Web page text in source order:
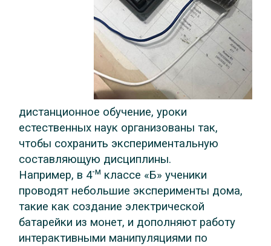
дистанционное обучение, уроки
естественных наук организованы так,
чтобы сохранить экспериментальную
составляющую дисциплины.
Например, в 4-м классе «Б» ученики
проводят небольшие эксперименты дома,
такие как создание электрической
батарейки из монет, и дополняют работу
интерактивными манипуляциями по